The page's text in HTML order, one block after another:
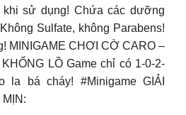
khi sử dụng! Chứa các dưỡng
Sulfate, không Parabens!
MINIGAME CHƠI CỜ CARO –
LỒ Game chỉ có 1-0-2-
la bá cháy! #Minigame GIẢI